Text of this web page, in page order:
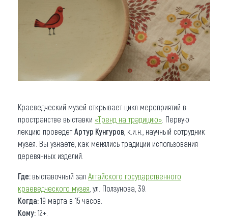
Краеведческий музей открывает цикл мероприятий в
пространстве выставки «Тренд на традицию» . Первую
лекцию проведет Артур Кунгуров , к.и.н., научный сотрудник
музея. Вы узнаете, как менялись традиции использования
деревянных изделий.
Где: выставочный зал Алтайского государственного
краеведческого музея , ул. Ползунова, 39.
Когда:19 марта в 15 часов.
Кому: 12+.